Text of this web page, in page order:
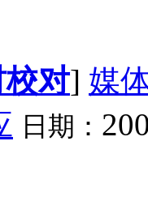
对] 媒
日期：